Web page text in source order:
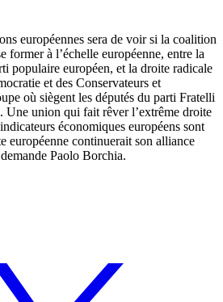
européennes sera de voir si la coalition
former à l’échelle européenne, entre la
populaire européen, et la droite radicale
et des Conservateurs et
où siègent les députés du parti Fratelli
Une union qui fait rêver l’extrême droite
économiques européens sont
européenne continuerait son alliance
Paolo Borchia.